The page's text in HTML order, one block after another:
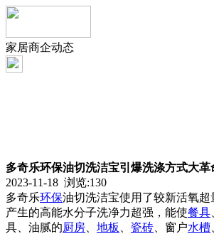
家居商企动态
多奇乐环保油切洗洁宝引爆洗涤方式大革
2023-11-18 浏览:130
多奇乐环保油切洗洁宝使用了较新活氧
产生的高能水分子洗净力超强，能使餐具
具、油腻的厨房 地板 瓷砖 、窗户水槽